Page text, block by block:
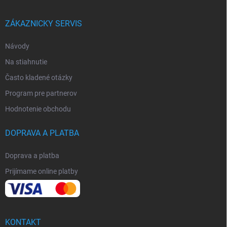
ZÁKAZNICKY SERVIS
Návody
Na stiahnutie
Často kladené otázky
Program pre partnerov
Hodnotenie obchodu
DOPRAVA A PLATBA
Doprava a platba
Prijímame online platby
KONTAKT